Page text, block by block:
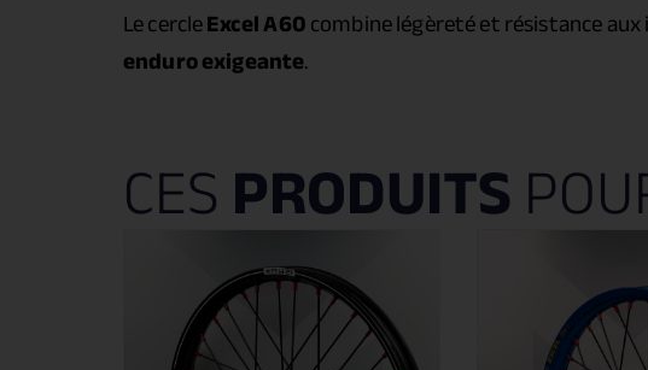
Le cercleExcel A60combine légèreté et résistance
enduro exigeante.
CESPRODUITS